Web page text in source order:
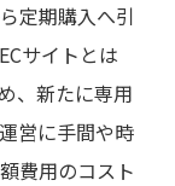
定期購入へ引
サイトとは
、新たに専用
営に手間や時
費用のコスト